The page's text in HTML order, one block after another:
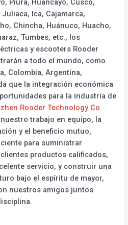
Piura, Huancayo, Cusco,
Ica, Cajamarca,
Chincha, Huánuco, Huacho,
Tumbes, etc., los
y escooters Rooder
a todo el mundo, como
Colombia, Argentina,
que la integración económica
para la industria de
Rooder Technology Co
trabajo en equipo, la
y el beneficio mutuo,
para suministrar
productos calificados,
servicio, y construir una
bajo el espíritu de mayor,
nuestros amigos juntos